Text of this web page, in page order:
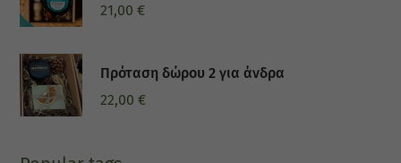
21,00€
Πρόταση δώρου 2 για άνδρα
22,00€